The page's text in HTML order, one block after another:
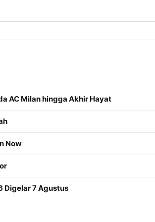
AC Milan hingga Akhir Hayat
Now
Digelar 7 Agustus